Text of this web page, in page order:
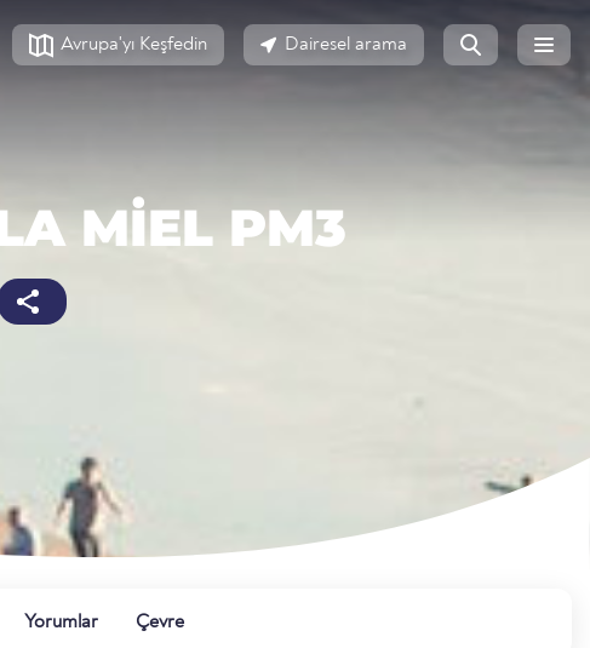
Avrupa'yı Keşfedin Dairesel arama
MIEL PM3
Yorumlar Çevre